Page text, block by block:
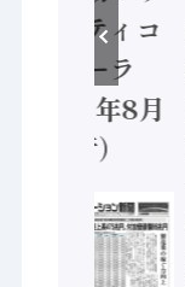
セーフティコ
ントローラ
（2026年8月
5日発行）